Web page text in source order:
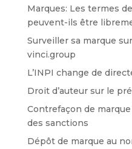
Marques: Les termes
peuvent-ils être
Surveiller sa marque
vinci.group
L’INPI change de
Droit d’auteur sur le
Contrefaçon de
des sanctions
Dépôt de marque au